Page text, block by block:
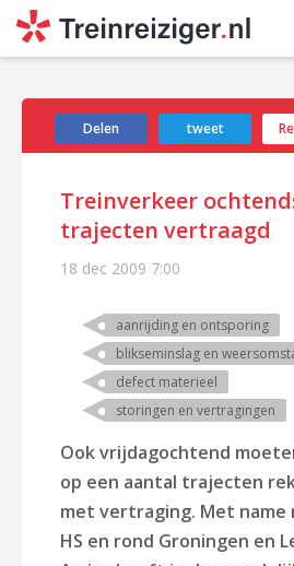
Delen tweet
Treinverkeer
trajecten vertraagd
18 dec 2009 7:00
aanrijding en ontsporing
blikseminslag en
defect materieel
storingen en vertragingen
Ook vrijdagochtend
op een aantal trajecten
met vertraging. Met name
HS en rond Groningen en